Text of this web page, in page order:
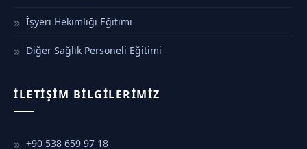
İşyeri Hekimliği Eğitimi
Diğer Sağlık Personeli Eğitimi
İLETIŞIM BILGILERIMIZ
+90 538 659 97 18